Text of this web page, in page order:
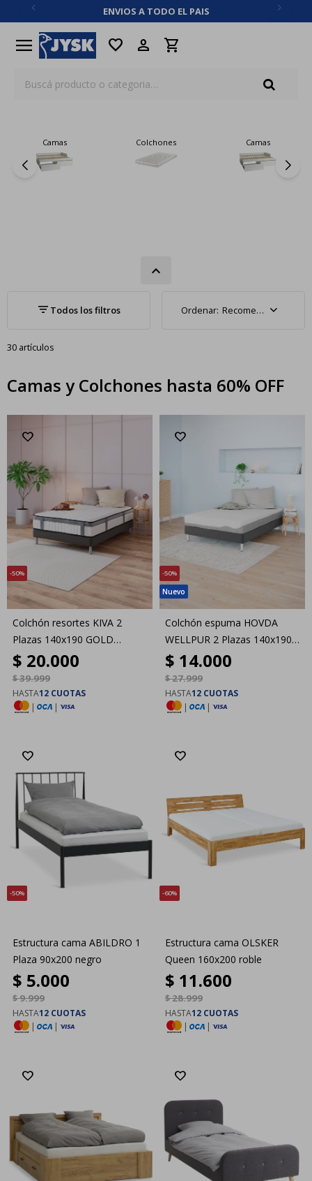
ENVIOS A TODO EL PAIS
menu favorite
Camas Colchones Camas
Recomendados
30 artículos
Camas y Colchones hasta 60% OFF
50
Colchón resortes KIVA 2
Plazas 140x190 GOLD
Blando
$ 20.000
$39.999
HASTA12 CUOTAS
|
|
50
Colchón espuma HOVDA
WELLPUR 2 Plazas 140x190
GOLD Firme
$ 14.000
$27.999
HASTA12 CUOTAS
|
|
50
Estructura cama ABILDRO 1
Plaza 90x200 negro
$ 5.000
$9.999
HASTA12 CUOTAS
|
|
60
Estructura cama OLSKER
Queen 160x200 roble
$ 11.600
$28.999
HASTA12 CUOTAS
|
|
close